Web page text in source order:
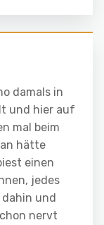
damals in
und hier auf
mal beim
hätte
einen
jedes
dahin und
nervt